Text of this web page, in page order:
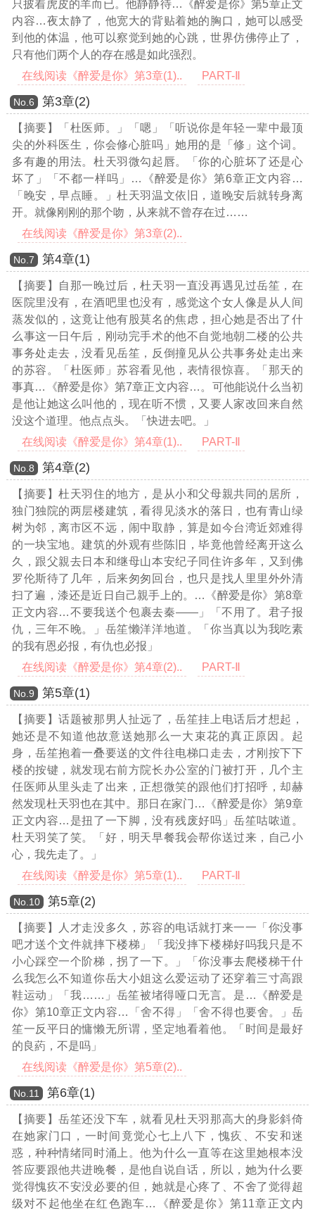
只披着虎皮的羊而已。他静静待…《醉爱是你》第5章正文
内容…夜太静了，他宽大的背贴着她的胸口，她可以感受
到他的体温，他可以察觉到她的心跳，世界仿佛停止了，
只有他们两个人的存在感是如此强烈。
在线阅读《醉爱是你》第3章(1)..
PART-Ⅱ
Νο.6 第3章(2)
【摘要】「杜医师。」「嗯」「听说你是年轻一辈中最顶
尖的外科医生，你会修心脏吗」她用的是「修」这个词。
多有趣的用法。杜天羽微勾起唇。「你的心脏坏了还是心
坏了」「不都一样吗」
…《醉爱是你》第6章正文内容…
「晚安，早点睡。」杜天羽温文依旧，道晚安后就转身离
开。就像刚刚的那个吻，从来就不曾存在过……
在线阅读《醉爱是你》第3章(2)..
Νο.7 第4章(1)
【摘要】自那一晚过后，杜天羽一直没再遇见过岳笙，在
医院里没有，在酒吧里也没有，感觉这个女人像是从人间
蒸发似的，这竟让他有股莫名的焦虑，担心她是否出了什
么事这一日午后，刚动完手术的他不自觉地朝二楼的公共
事务处走去，没看见岳笙，反倒撞见从公共事务处走出来
的苏容。「杜医师」苏容看见他，表情很惊喜。「那天的
事真…《醉爱是你》第7章正文内容… 。可他能说什么当初
是他让她这么叫他的，现在听不惯，又要人家改回来自然
没这个道理。他点点头。「快进去吧。」
在线阅读《醉爱是你》第4章(1)..
PART-Ⅱ
Νο.8 第4章(2)
【摘要】杜天羽住的地方，是从小和父母親共同的居所，
独门独院的两层楼建筑，看得见淡水的落日，也有青山绿
树为邻，离市区不远，闹中取静，算是如今台湾近郊难得
的一块宝地。建筑的外观有些陈旧，毕竟他曾经离开这么
久，跟父親去日本和继母山本安纪子同住许多年，又到佛
罗伦斯待了几年，后来匆匆回台，也只是找人里里外外清
扫了遍，漆还是近日自己親手上的。
…《醉爱是你》第8章
正文内容…不要我送个包裹去秦——」「不用了。君子报
仇，三年不晚。」岳笙懒洋洋地道。「你当真以为我吃素
的我有恩必报，有仇也必报」
在线阅读《醉爱是你》第4章(2)..
PART-Ⅱ
Νο.9 第5章(1)
【摘要】话题被那男人扯远了，岳笙挂上电话后才想起，
她还是不知道他故意送她那么一大束花的真正原因。起
身，岳笙抱着一叠要送的文件往电梯口走去，才刚按下下
楼的按键，就发现右前方院长办公室的门被打开，几个主
任医师从里头走了出来，正想微笑的跟他们打招呼，却赫
然发现杜天羽也在其中。那日在家门 …《醉爱是你》第9章
正文内容… 是扭了一下脚，没有残废好吗」岳笙咕哝道。
杜天羽笑了笑。「好，明天早餐我会帮你送过来，自己小
心，我先走了。」
在线阅读《醉爱是你》第5章(1)..
PART-Ⅱ
Νο.10 第5章(2)
【摘要】人才走没多久，苏容的电话就打来一一「你没事
吧才送个文件就摔下楼梯」「我没摔下楼梯好吗我只是不
小心踩空一个阶梯，拐了一下。」「你没事去爬楼梯干什
么我怎么不知道你岳大小姐这么爱运动了还穿着三寸高跟
鞋运动」「我……」岳笙被堵得哑口无言。是 …《醉爱是
你》第10章正文内容…
「舍不得」「舍不得也要舍。」岳
笙一反平日的慵懒无所谓，坚定地看着他。「时间是最好
的良葯，不是吗」
在线阅读《醉爱是你》第5章(2)..
Νο.11 第6章(1)
【摘要】岳笙还没下车，就看见杜天羽那高大的身影斜倚
在她家门口，一时间竟觉心七上八下，愧疚、不安和迷
惑，种种情绪同时涌上。他为什么一直等在这里她根本没
答应要跟他共进晚餐，是他自说自话，所以，她为什么要
觉得愧疚不安没必要的但，她就是心疼了、不舍了觉得超
级对不起他坐在红色跑车…《醉爱是你》第11章正文内